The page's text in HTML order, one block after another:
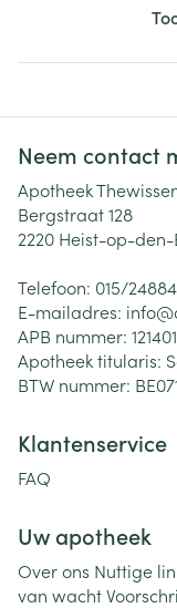
Neem contact
Apotheek
Bergstraat 128
2220 Heist-op-den-
Telefoon: 015/
E-mailadres: info@
APB nummer: 121401
Apotheek titularis:
BTW nummer:
Klantenservice
FAQ
Uw apotheek
Over ons Nuttige
van wacht